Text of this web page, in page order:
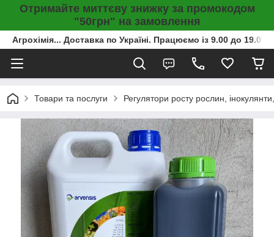
Отримайте миттєву знижку за промокодом
"50грн" на замовлення
Агрохімія... Доставка по Україні. Працюємо із 9.00 до
Товари та послуги Регулятори росту рослин, інокулянти,